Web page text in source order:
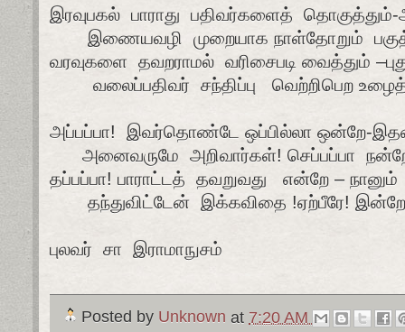
இரவுபகல் பாராது பதிவர்களைத்
இணையவழி முறையாக நாள்தோறும்
வரவுகளை தவறராமல் வரிசைபடி வைத்தும்
வலைப்பதிவர் சந்திப்பு வெற்றிபெற
அப்பப்பா!
இவர்தொண்டே ஒப்பில்லா ஒன்றே-
அனைவருமே அறிவார்கள்! செப்பப்பா
தப்பப்பா! பாராட்டத் தவறுவது
என்றே – நானும்
தந்துவிட்டேன் இக்கவிதை !ஏற்பீரே!
புலவர் சா இராமாநுசம்
Posted by Unknown at 7:20 AM